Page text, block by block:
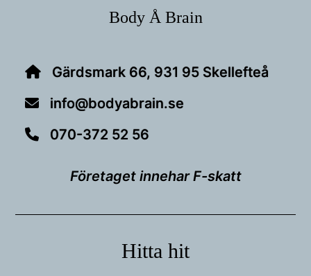
Body Å Brain
Gärdsmark 66, 931 95 Skellefteå
info@bodyabrain.se
070-372 52 56
Företaget innehar F-skatt
Hitta hit